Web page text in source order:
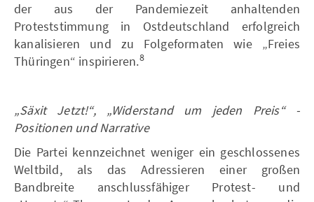
der aus der Pandemiezeit anhaltenden
Proteststimmung in Ostdeutschland erfolgreich
kanalisieren und zu Folgeformaten wie „Freies
Thüringen“ inspirieren.8
„Säxit Jetzt!“, „Widerstand um jeden Preis“ -
Positionen und Narrative
Die Partei kennzeichnet weniger ein geschlossenes
Weltbild, als das Adressieren einer großen
Bandbreite anschlussfähiger Protest- und